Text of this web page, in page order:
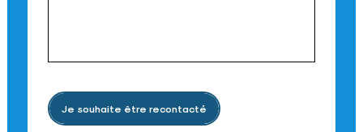
Je souhaite être recontacté